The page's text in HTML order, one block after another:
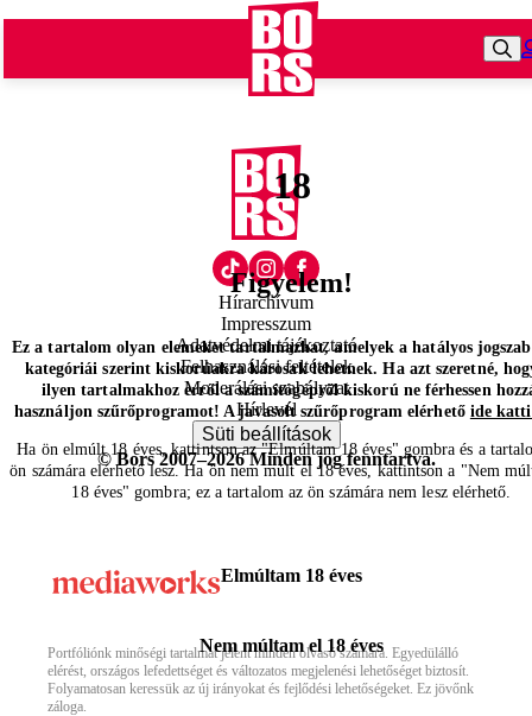
18
Figyelem!
Ez a tartalom olyan elemeket tartalmazhat, amelyek a hatályos
kategóriái szerint kiskorúakra károsak lehetnek. Ha azt szeretné,
ilyen tartalmakhoz erről a számítógépről kiskorú ne férhessen
használjon szűrőprogramot! A javasolt szűrőprogram elérhető ide
Ha ön elmúlt 18 éves, kattintson az "Elmúltam 18 éves" gombra és a
ön számára elérhető lesz. Ha ön nem múlt el 18 éves, kattintson a "Nem
18 éves" gombra; ez a tartalom az ön számára nem lesz elérhető.
Elmúltam 18 éves
Nem múltam el 18 éves
Hírarchívum
Impresszum
Adatvédelmi tájékoztató
Felhasználási feltételek
Moderálási szabályzat
Hírlevél
Süti beállítások
© Bors 2007–2026 Minden jog fenntartva.
Portfóliónk minőségi tartalmat jelent minden olvasó számára. Egyedülálló
elérést, országos lefedettséget és változatos megjelenési lehetőséget biztosít.
Folyamatosan keressük az új irányokat és fejlődési lehetőségeket. Ez jövőnk
záloga.